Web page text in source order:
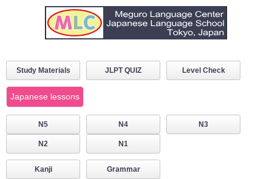
Study Materials JLPT QUIZ Level Check
Japanese lessons
N5 N4 N3
N2 N1
Kanji Grammar